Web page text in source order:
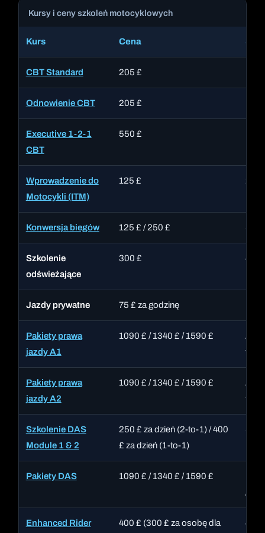
Kursy i ceny szkoleń motocyklowych
Kurs Cena
CBT Standard 205 £
Odnowienie CBT 205 £
Executive 1-2-1
CBT
550 £
Wprowadzenie do
Motocykli (ITM)
125 £
2
Konwersja biegów 125 £ / 250 £
Szkolenie
odświeżające
300 £ 4
Jazdy prywatne 75 £ za godzinę
Pakiety prawa
jazdy A1
1090 £ / 1340 £ / 1590 £
All-
Pakiety prawa
jazdy A2
1090 £ / 1340 £ / 1590 £
All-
Szkolenie DAS
Module 1 & 2
250 £ za dzień (2-to-1) / 400
£ za dzień (1-to-1)
Pakiety DAS 1090 £ / 1340 £ / 1590 £
/ 5
Enhanced Rider
400 £ (300 £ za osobę dla
4 do